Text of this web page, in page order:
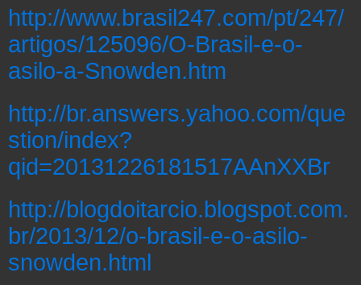
http://www.brasil247.com/pt/247/
artigos/125096/O-Brasil-e-o-
asilo-a-Snowden.htm
http://br.answers.yahoo.com/que
stion/index?
qid=20131226181517AAnXXBr
http://blogdoitarcio.blogspot.com.
br/2013/12/o-brasil-e-o-asilo-
snowden.html